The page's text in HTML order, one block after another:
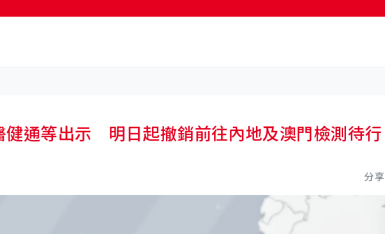
健通等出示 明日起撤銷前往內地及澳門檢測待行
分享